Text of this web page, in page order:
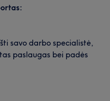
savo darbo specialistė,
paslaugas bei padės